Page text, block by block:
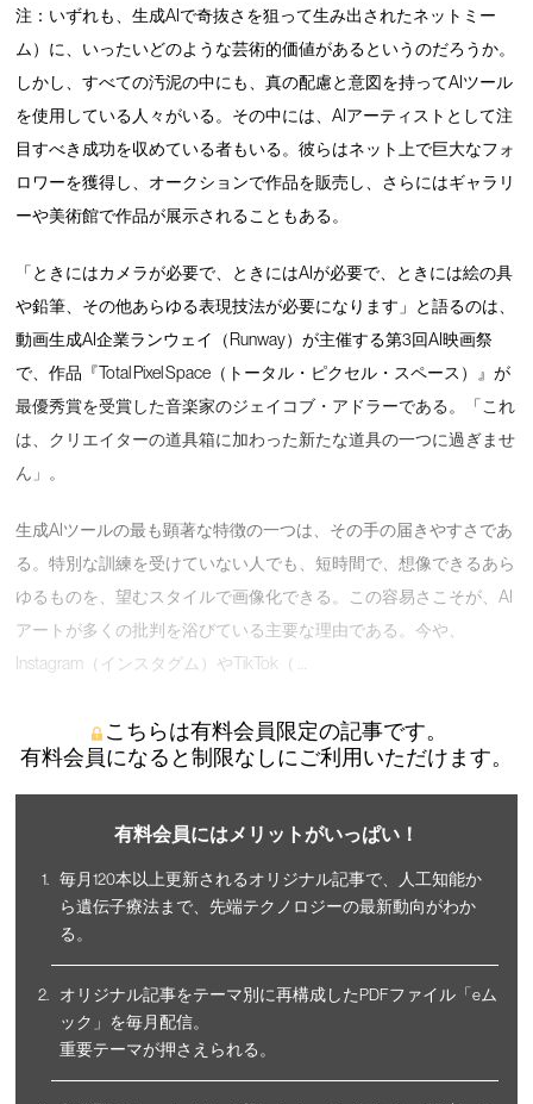
注：いずれも、生成AIで奇抜さを狙って生み出されたネットミー
ム）に、いったいどのような芸術的価値があるというのだろうか。
しかし、すべての汚泥の中にも、真の配慮と意図を持ってAIツール
を使用している人々がいる。その中には、AIアーティストとして注
目すべき成功を収めている者もいる。彼らはネット上で巨大なフォ
ロワーを獲得し、オークションで作品を販売し、さらにはギャラリ
ーや美術館で作品が展示されることもある。
「ときにはカメラが必要で、ときにはAIが必要で、ときには絵の具
や鉛筆、その他あらゆる表現技法が必要になります」と語るのは、
動画生成AI企業ランウェイ（Runway）が主催する第3回AI映画祭
で、作品『Total Pixel Space（トータル・ピクセル・スペース）』が
最優秀賞を受賞した音楽家のジェイコブ・アドラーである。「これ
は、クリエイターの道具箱に加わった新たな道具の一つに過ぎませ
ん」。
生成AIツールの最も顕著な特徴の一つは、その手の届きやすさであ
る。特別な訓練を受けていない人でも、短時間で、想像できるあら
ゆるものを、望むスタイルで画像化できる。この容易さこそが、AI
アートが多くの批判を浴びている主要な理由である。今や、
Instagram（インスタグム）やTikTok（ …
こちらは有料会員限定の記事です。
有料会員になると制限なしにご利用いただけます。
有料会員にはメリットがいっぱい！
毎月120本以上更新されるオリジナル記事で、人工知能か
ら遺伝子療法まで、先端テクノロジーの最新動向がわか
る。
オリジナル記事をテーマ別に再構成したPDFファイル「eム
ック」を毎月配信。
重要テーマが押さえられる。